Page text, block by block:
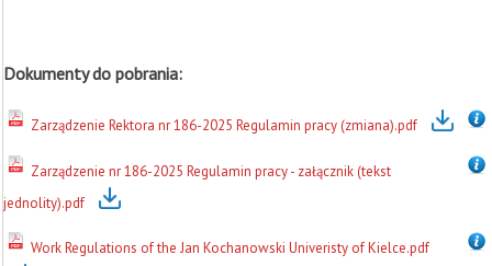
Dokumenty do pobrania:
Zarządzenie Rektora nr 186-2025 Regulamin pracy (zmiana).pdf
Zarządzenie nr 186-2025 Regulamin pracy - załącznik (tekst
jednolity).pdf
Work Regulations of the Jan Kochanowski Univeristy of Kielce.pdf